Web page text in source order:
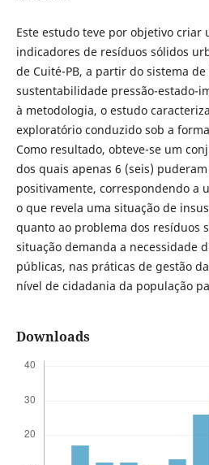
Este estudo teve por objetivo criar
indicadores de resíduos sólidos
de Cuité-PB, a partir do sistema
sustentabilidade pressão-estado-
à metodologia, o estudo
exploratório conduzido sob a
Como resultado, obteve-se um
dos quais apenas 6 (seis)
positivamente, correspondendo a
o que revela uma situação de
quanto ao problema dos resíduos
situação demanda a necessidade
públicas, nas práticas de gestão
nível de cidadania da população
Downloads